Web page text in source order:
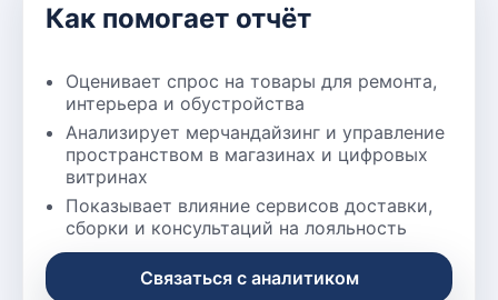
Как помогает отчёт
Оценивает спрос на товары для ремонта,
интерьера и обустройства
Анализирует мерчандайзинг и управление
пространством в магазинах и цифровых
витринах
Показывает влияние сервисов доставки,
сборки и консультаций на лояльность
Связаться с аналитиком